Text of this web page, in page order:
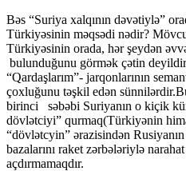
Bəs “Suriya xalqının dəvətiylə”
Türkiyəsinin məqsədi nədir?
Türkiyəsinin orada, hər şeydən
bulunduğunu görmək çətin
“Qardaşlarım”- jarqonlarının
çoxluğunu təşkil edən
birinci səbəbi Suriyanın o kiçik
dövlətciyi” qurmaq(Türkiyənin
“dövlətcyin” ərazisindən
bazalarını raket zərbələriylə
açdırmamaqdır.